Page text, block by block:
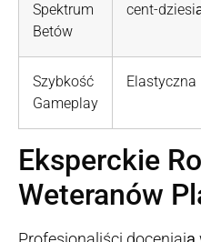
Spektrum
Betów
cent-
Szybkość
Gameplay
Elastyczna
Eksperckie
Weteranów